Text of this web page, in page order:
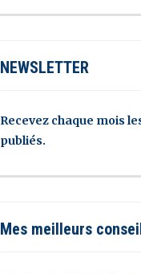
NEWSLETTER
Recevez chaque mois
publiés.
Mes meilleurs